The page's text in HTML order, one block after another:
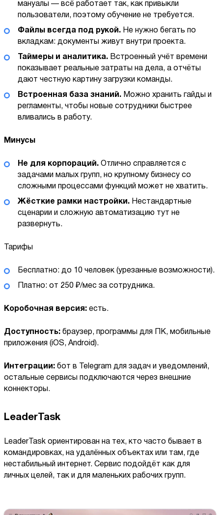
мануалы — всё работает так, как привыкли
пользователи, поэтому обучение не требуется.
Файлы всегда под рукой. Не нужно бегать по
вкладкам: документы живут внутри проекта.
Таймеры и аналитика. Встроенный учёт времени
показывает реальные затраты на дела, а отчёты
дают честную картину загрузки команды.
Встроенная база знаний. Можно хранить гайды и
регламенты, чтобы новые сотрудники быстрее
вливались в работу.
Минусы
Не для корпораций. Отлично справляется с
задачами малых групп, но крупному бизнесу со
сложными процессами функций может не хватить.
Жёсткие рамки настройки. Нестандартные
сценарии и сложную автоматизацию тут не
развернуть.
Тарифы
Бесплатно: до 10 человек (урезанные возможности).
Платно: от 250 ₽/мес за сотрудника.
Коробочная версия: есть.
Доступность: браузер, программы для ПК, мобильные
приложения (iOS, Android).
Интеграции: бот в Telegram для задач и уведомлений,
остальные сервисы подключаются через внешние
коннекторы.
LeaderTask
LeaderTask ориентирован на тех, кто часто бывает в
командировках, на удалённых объектах или там, где
нестабильный интернет. Сервис подойдёт как для
личных целей, так и для маленьких рабочих групп.